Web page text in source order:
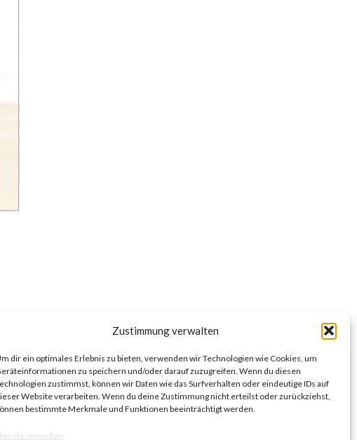
Zustimmung verwalten
dir ein optimales Erlebnis zu bieten, verwenden wir Technologien wie Cookies, um
zu speichern und/oder darauf zuzugreifen. Wenn du diesen
zustimmst, können wir Daten wie das Surfverhalten oder eindeutige IDs auf
Website verarbeiten. Wenn du deine Zustimmung nicht erteilst oder zurückziehst,
bestimmte Merkmale und Funktionen beeinträchtigt werden.
verwalten